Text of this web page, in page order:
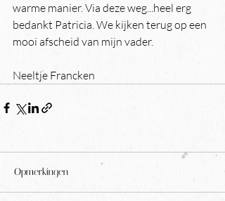
warme manier. Via deze weg...heel erg
bedankt Patricia. We kijken terug op een
mooi afscheid van mijn vader.
Neeltje Francken
Opmerkingen